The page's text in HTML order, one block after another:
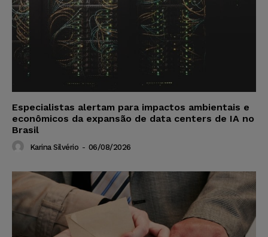
Especialistas alertam para impactos ambientais e
econômicos da expansão de data centers de IA no
Brasil
Karina Silvério - 06/08/2026